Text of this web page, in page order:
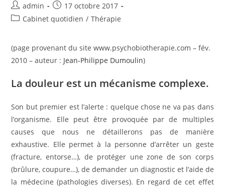
Auteur/autrice
de
admin
Publication
publiée :
17 octobre 2017
PostCabinet quotidien / Thérapie
(page provenant du site www.psychobiotherapie.com – fév.
2010 – auteur : Jean-Philippe Dumoulin)
La douleur est un mécanisme complexe.
Son but premier est l’alerte : quelque chose ne va pas dans
l’organisme. Elle peut être provoquée par de multiples
causes que nous ne détaillerons pas de manière
exhaustive. Elle permet à la personne d’arrêter un geste
(fracture, entorse…), de protéger une zone de son corps
(brûlure, coupure…), de demander un diagnostic et l’aide de
la médecine (pathologies diverses). En regard de cet effet